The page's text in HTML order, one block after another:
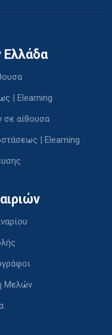
Ελλάδα
| Elearning
σε αίθουσα
| Elearning
Μελών